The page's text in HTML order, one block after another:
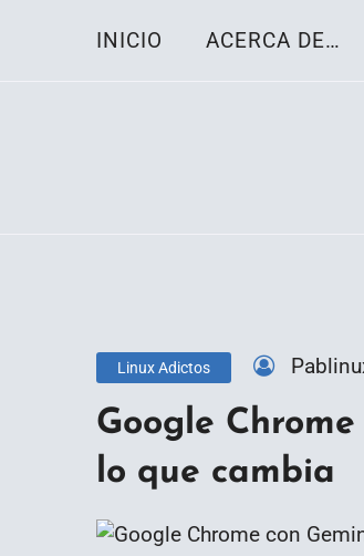
INICIO ACERCA DE…
Linux Adictos
Google
lo que cambia